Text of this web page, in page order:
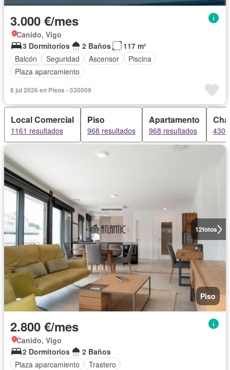
3.000 €/mes
Canido, Vigo
3 Dormitorios
2 Baños
117 m²
Balcón
Seguridad Ascensor
Piscina
Plaza aparcamiento
8 jul 2026 en Pisos - 530009
Local Comercial
1161 resultados
Piso
968 resultados
Apartamento
968 resultados 430
12fotos
Piso
2.800 €/mes
Canido, Vigo
2 Dormitorios
2 Baños
Plaza aparcamiento
Trastero